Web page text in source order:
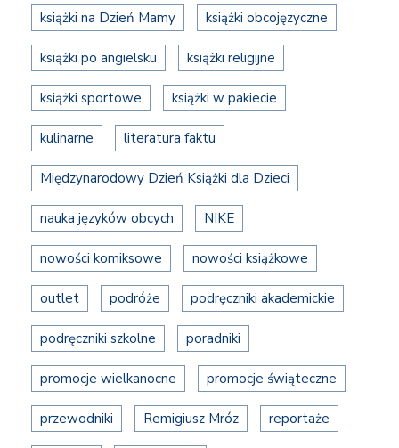
książki na Dzień Mamy książki obcojęzyczne
książki po angielsku książki religijne
książki sportowe książki w pakiecie
kulinarne literatura faktu
Międzynarodowy Dzień Książki dla Dzieci
nauka języków obcych NIKE
nowości komiksowe nowości książkowe
outlet podróże podręczniki akademickie
podręczniki szkolne poradniki
promocje wielkanocne promocje świąteczne
przewodniki Remigiusz Mróz reportaże